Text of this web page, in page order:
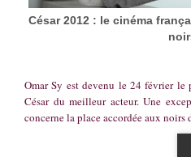
César 2012 : le cinéma
Omar Sy est devenu le 24 février le
César du meilleur acteur. Une
concerne la place accordée aux noirs